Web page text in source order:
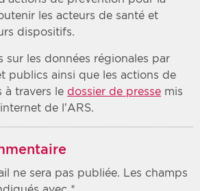
les acteurs de santé et
dispositifs.
sur les données régionales par
publics ainsi que les actions de
à travers le dossier de presse mis
de l’ARS.
ne sera pas publiée. Les champs